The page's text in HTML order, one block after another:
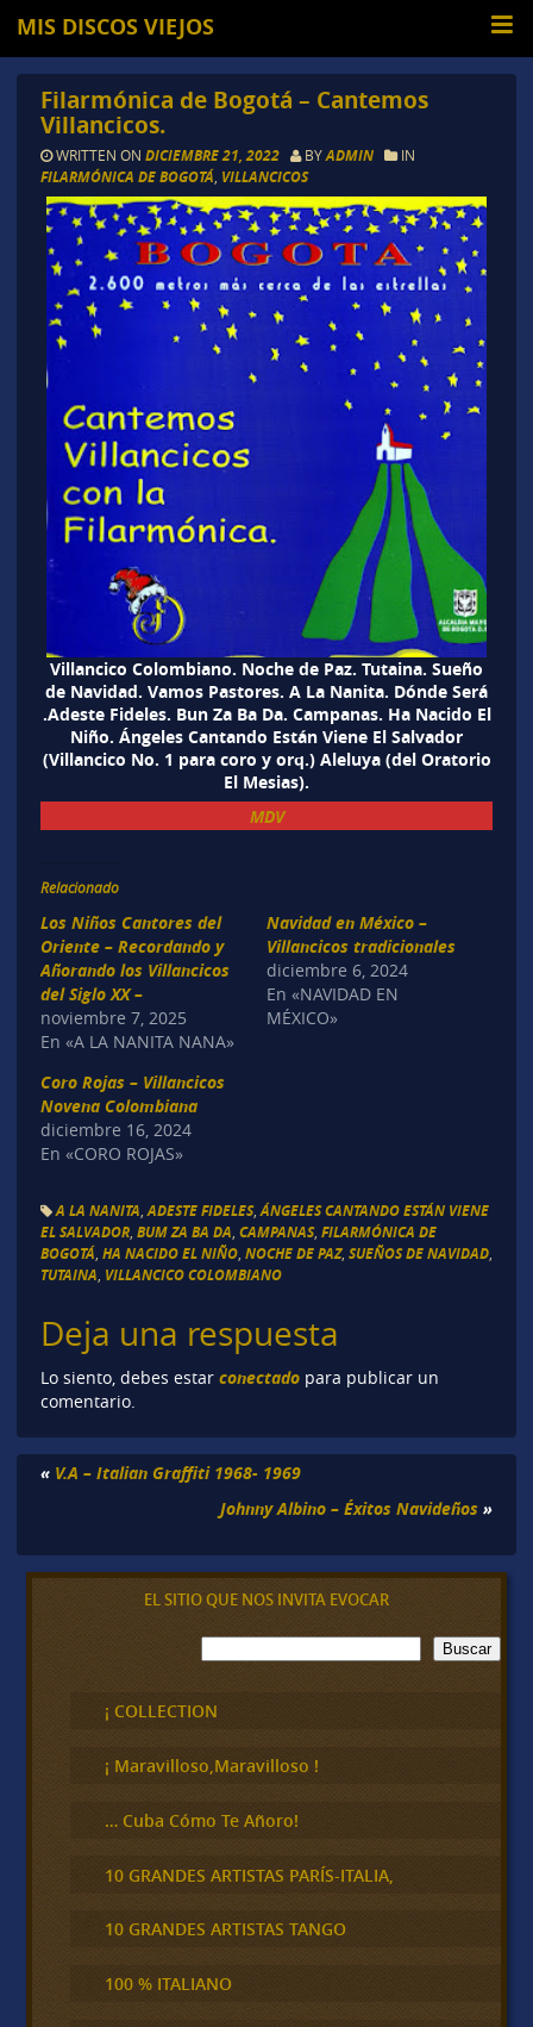
MIS DISCOS VIEJOS
Filarmónica de Bogotá – Cantemos
Villancicos.
WRITTEN ON DICIEMBRE 21, 2022 BYADMIN IN
FILARMÓNICA DE BOGOTÁ VILLANCICOS
Villancico Colombiano. Noche de Paz. Tutaina. Sueño
de Navidad. Vamos Pastores. A La Nanita. Dónde Será
.Adeste Fideles. Bun Za Ba Da. Campanas. Ha Nacido El
Niño. Ángeles Cantando Están Viene El Salvador
(Villancico No. 1 para coro y orq.) Aleluya (del Oratorio
El Mesias).
MDV
Relacionado
Los Niños Cantores del
Oriente – Recordando y
Añorando los Villancicos
del Siglo XX –
noviembre 7, 2025
En «A LA NANITA NANA»
Navidad en México –
Villancicos tradicionales
diciembre 6, 2024
En «NAVIDAD EN
MÉXICO»
Coro Rojas – Villancicos
Novena Colombiana
diciembre 16, 2024
En «CORO ROJAS»
A LA NANITA ADESTE FIDELES, ÁNGELES CANTANDO ESTÁN VIENE
EL SALVADOR, BUM ZA BA DA CAMPANAS, FILARMÓNICA DE
BOGOTÁ HA NACIDO EL NIÑO, NOCHE DE PAZ, SUEÑOS DE NAVIDAD,
TUTAINA VILLANCICO COLOMBIANO
Deja una respuesta
Lo siento, debes estar conectadopara publicar un
comentario.
« V.A – Italian Graffiti 1968- 1969
Johnny Albino – Éxitos Navideños »
EL SITIO QUE NOS INVITA EVOCAR
B
u
c
a
Buscar
¡ COLLECTION
¡ Maravilloso,Maravilloso !
… Cuba Cómo Te Añoro!
10 GRANDES ARTISTAS PARÍS-ITALIA,
10 GRANDES ARTISTAS TANGO
100 % ITALIANO